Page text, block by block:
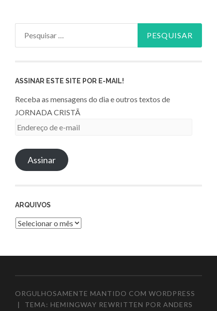
ASSINAR ESTE SITE POR E-MAIL!
Receba as mensagens do dia e outros textos de
JORNADA CRISTÃ
Endereço
e-
mailAssinar
ARQUIVOS
Arquivos
ORGULHOSAMENTE MANTIDO COM WORDPRESS
|
TEMA: HEMINGWAY REWRITTEN PORANDERS